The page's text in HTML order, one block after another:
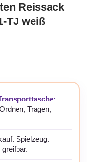
Reissack
TJ weiß
Tragen,
Spielzeug,
greifbar.